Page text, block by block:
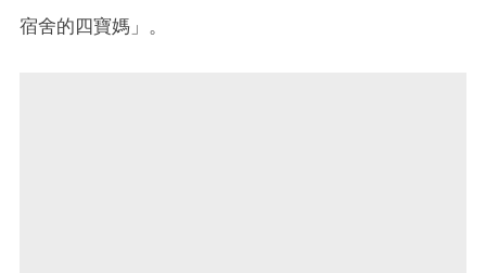
宿舍的四寶媽」。